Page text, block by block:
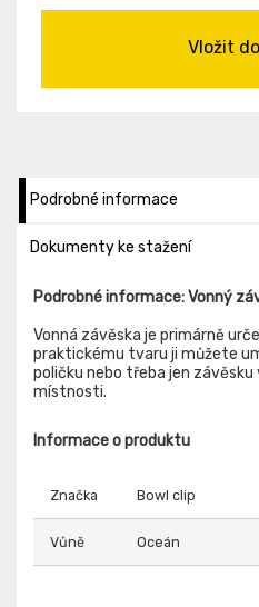
Vložit
Podrobné informace
Dokumenty ke stažení
Podrobné informace: Vonný
Vonná závěska je primárně
praktickému tvaru ji můžete
poličku nebo třeba jen
místnosti.
Informace o produktu
Značka Bowl clip
Vůně Oceán